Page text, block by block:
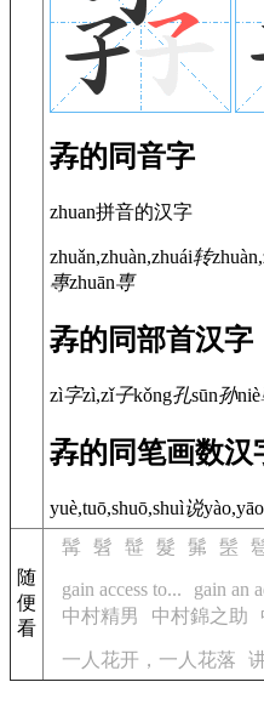
孨的同音字
zhuan拼音的汉字
zhuǎn,zhuàn,zhuái转
專zhuān専
孨的同部首汉字
zì字zì,zǐ子kǒng孔sūn孙niè
孨的同笔画数汉
yuè,tuō,shuō,shuì说yào,yāo
随
便
看
髯 髫 髰 髮 髴 髬
gain access to... gain an
中村精男
中村錦之助
一人花开，一人花落